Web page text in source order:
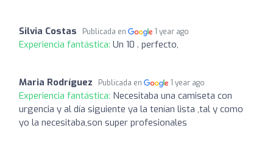
Silvia Costas Publicada en 1 year ago
Experiencia fantástica: Un 10 . perfecto,
Maria Rodríguez Publicada en 1 year ago
Experiencia fantástica: Necesitaba una camiseta con
urgencia y al día siguiente ya la tenían lista ,tal y como
yo la necesitaba,son super profesionales